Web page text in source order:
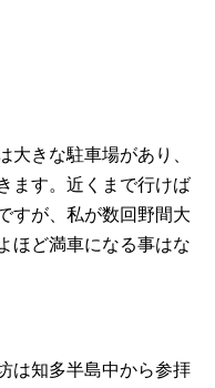
大きな駐車場があり、
ます。近くまで行けば
すが、私が数回野間大
ほど満車になる事はな
は知多半島中から参拝